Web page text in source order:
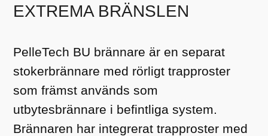
EXTREMA BRÄNSLEN
PelleTech BU brännare är en separat
stokerbrännare med rörligt trapproster
som främst används som
utbytesbrännare i befintliga system.
Brännaren har integrerat trapproster med